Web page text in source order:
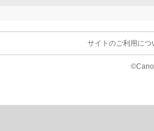
サイトのご利用につ